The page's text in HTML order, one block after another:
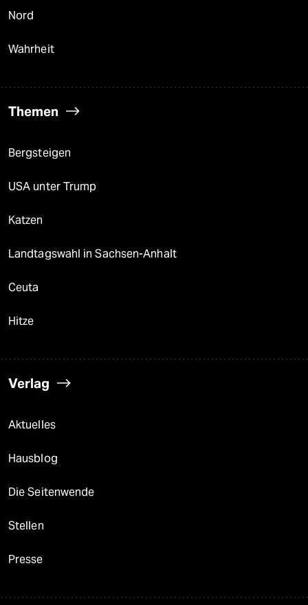
Nord
Wahrheit
Themen
Bergsteigen
USA unter Trump
Katzen
Landtagswahl in Sachsen-Anhalt
Ceuta
Hitze
Verlag
Aktuelles
Hausblog
Die Seitenwende
Stellen
Presse